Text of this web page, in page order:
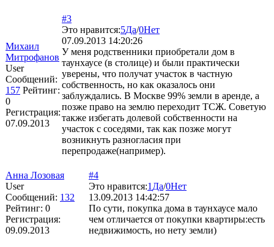
Михаил
Митрофанов
User
Сообщений:
157 Рейтинг:
0
Регистрация:
07.09.2013
#3
Это нравится:5Да/0Нет
07.09.2013 14:20:26
У меня родственники приобретали дом в
таунхаусе (в столице) и были практически
уверены, что получат участок в частную
собственность, но как оказалось они
заблуждались. В Москве 99% земли в аренде, а
позже право на землю переходит ТСЖ. Советую
также избегать долевой собственности на
участок с соседями, так как позже могут
возникнуть разногласия при
перепродаже(например).
Анна Лозовая
User
Сообщений: 132
Рейтинг: 0
Регистрация:
09.09.2013
#4
Это нравится:1 Да/0Нет
13.09.2013 14:42:57
По сути, покупка дома в таунхаусе мало
чем отличается от покупки квартиры:есть
недвижимость, но нету земли)